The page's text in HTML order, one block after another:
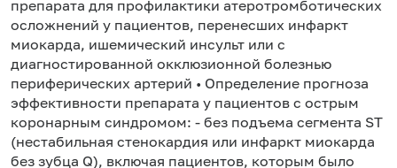
препарата для профилактики атеротромботических
осложнений у пациентов, перенесших инфаркт
миокарда, ишемический инсульт или с
диагностированной окклюзионной болезнью
периферических артерий • Определение прогноза
эффективности препарата у пациентов с острым
коронарным синдромом: - без подъема сегмента ST
(нестабильная стенокардия или инфаркт миокарда
без зубца Q), включая пациентов, которым было